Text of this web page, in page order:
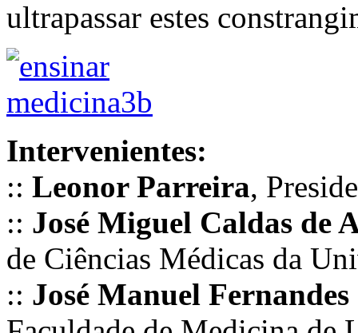
ultrapassar estes
Intervenientes:
:: Leonor Parreira,
:: José Miguel Caldas de
de Ciências Médicas da
:: José Manuel Fernandes